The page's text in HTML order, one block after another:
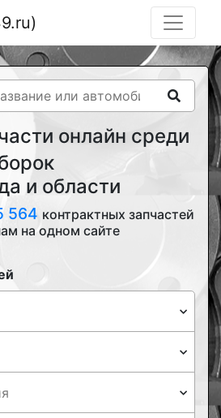
онлайн среди
и области
564 контрактных запчастей
на одном сайте